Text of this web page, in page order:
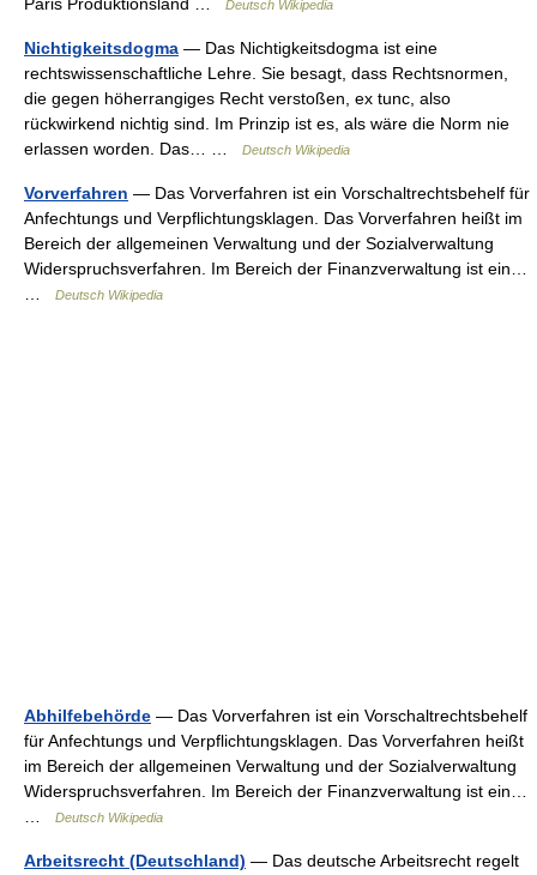
Deutsch Wikipedia
Nichtigkeitsdogma — Das Nichtigkeitsdogma ist eine
rechtswissenschaftliche Lehre. Sie besagt, dass Rechtsnormen,
die gegen höherrangiges Recht verstoßen, ex tunc, also
rückwirkend nichtig sind. Im Prinzip ist es, als wäre die Norm nie
erlassen worden. Das… …
Deutsch Wikipedia
Vorverfahren — Das Vorverfahren ist ein Vorschaltrechtsbehelf für
Anfechtungs und Verpflichtungsklagen. Das Vorverfahren heißt im
Bereich der allgemeinen Verwaltung und der Sozialverwaltung
Widerspruchsverfahren. Im Bereich der Finanzverwaltung ist ein…
Deutsch Wikipedia
Abhilfebehörde — Das Vorverfahren ist ein Vorschaltrechtsbehelf
für Anfechtungs und Verpflichtungsklagen. Das Vorverfahren heißt
im Bereich der allgemeinen Verwaltung und der Sozialverwaltung
Widerspruchsverfahren. Im Bereich der Finanzverwaltung ist ein…
Deutsch Wikipedia
Arbeitsrecht (Deutschland) — Das deutsche Arbeitsrecht regelt